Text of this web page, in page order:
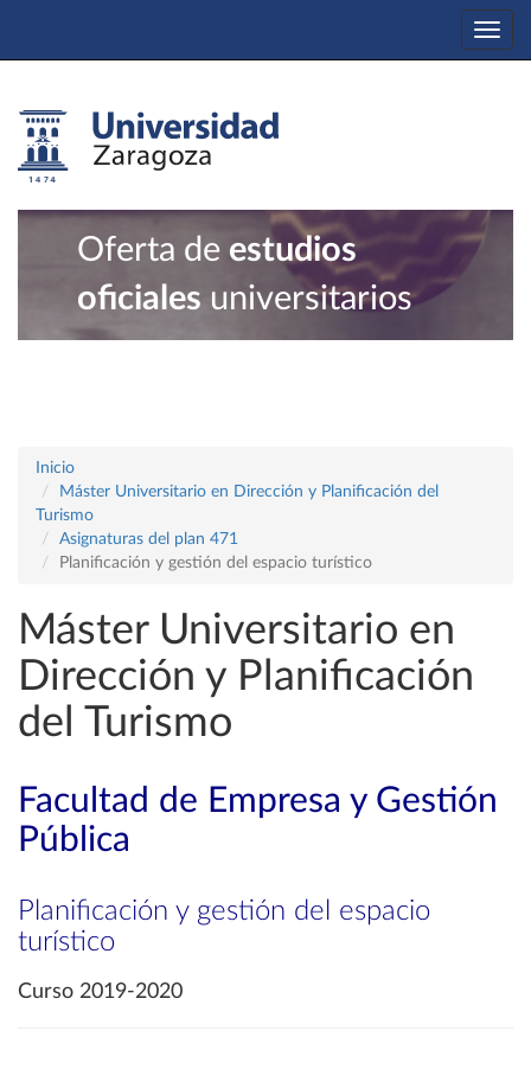
Oferta de estudios
oficiales universitarios
Inicio
Máster Universitario en Dirección y Planificación del
Turismo
Asignaturas del plan 471
Planificación y gestión del espacio turístico
Máster Universitario en
Dirección y Planificación
del Turismo
Facultad de Empresa y Gestión
Pública
Planificación y gestión del espacio
turístico
Curso 2019-2020